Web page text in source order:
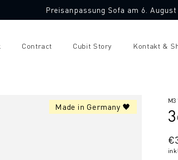
Preisanpassung Sofa am 6. August
Contract Cubit Story Kontakt &
Made in Germany 🖤